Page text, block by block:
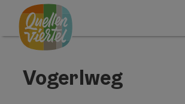
Zum Inhalt
Zur Navigation
Zum Seitenanfang
Vogerlweg